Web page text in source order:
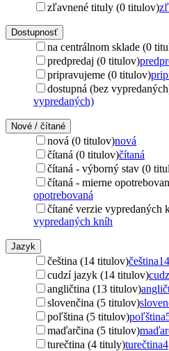
zľavnené tituly (0 titulov)
Dostupnosť
na centrálnom sklade (0
predpredaj (0 titulov)
pripravujeme (0 titulov)
dostupná (bez
vypredaných)
Nové / čítané
nová (0 titulov)nová
čítaná (0 titulov)čítaná
čítaná - výborný stav (0
čítaná - mierne
opotrebovaná
čítané verzie vypredaných
vypredaných kníh
Jazyk
čeština (14 titulov)čeština14
cudzí jazyk (14 titulov)
angličtina (13 titulov)
slovenčina (5 titulov)
poľština (5 titulov)poľština
maďarčina (5 titulov)
turečtina (4 tituly)turečtina4